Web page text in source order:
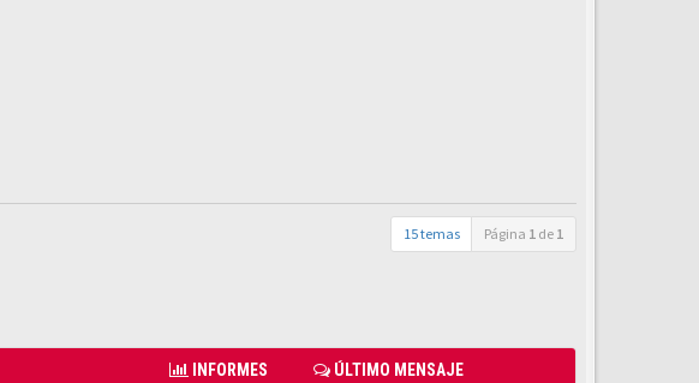
15 temas Página 1 de 1
INFORMES ÚLTIMO MENSAJE